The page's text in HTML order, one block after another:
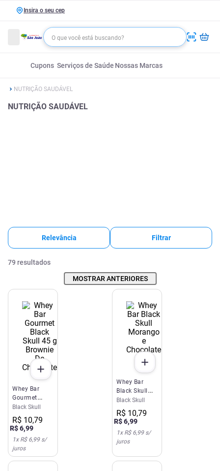
Insira o seu cep
Cupons Serviços de Saúde Nossas Marcas
NUTRIÇÃO SAUDÁVEL
NUTRIÇÃO SAUDÁVEL
Relevância Filtrar
79 resultados
MOSTRAR ANTERIORES
Whey Bar
Gourmet
Black Skull 45
g Brownie De
Chocolate
Black Skull
R$ 10,79
R$6,99
1x R$ 6,99s/
juros
Whey Bar
Black Skull
Morango e
Chocolate
45g
Black Skull
R$ 10,79
R$6,99
1x R$ 6,99s/
juros